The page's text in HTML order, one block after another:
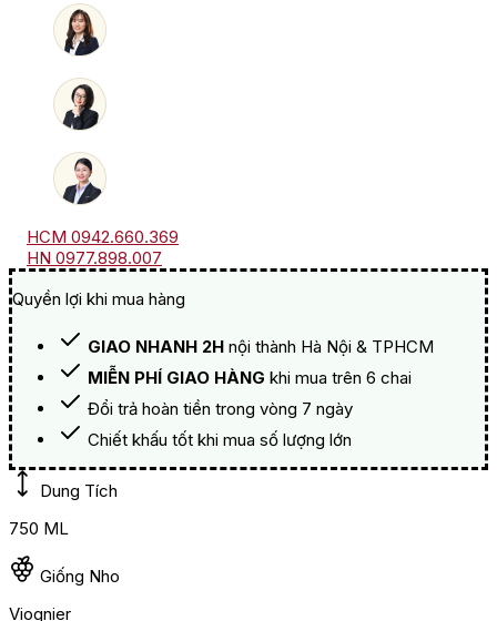
HCM 0942.660.369
HN 0977.898.007
Quyền lợi khi mua hàng
GIAO NHANH 2H nội thành Hà Nội & TPHCM
MIỄN PHÍ GIAO HÀNG khi mua trên 6 chai
Đổi trả hoàn tiền trong vòng 7 ngày
Chiết khấu tốt khi mua số lượng lớn
Dung Tích
750 ML
Giống Nho
Viognier